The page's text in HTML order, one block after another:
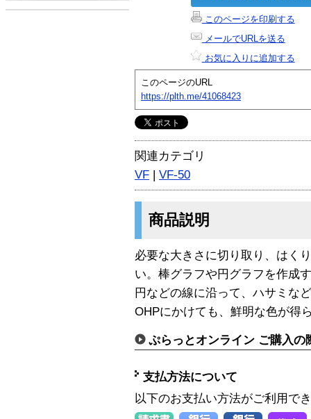
このページを印刷する
メールでURLを送る
お気に入りに追加する
このページのURL
https://plth.me/41068423
関連カテゴリ
VF | VF-50
商品説明
必要な大きさに切り取り、はく
い。棒グラフや円グラフを作成
円などの線に沿って、ハサミな
OHPにかけても、鮮明な色が得
ぷらっとオンライン ご購入の
支払方法について
以下のお支払い方法がご利用で